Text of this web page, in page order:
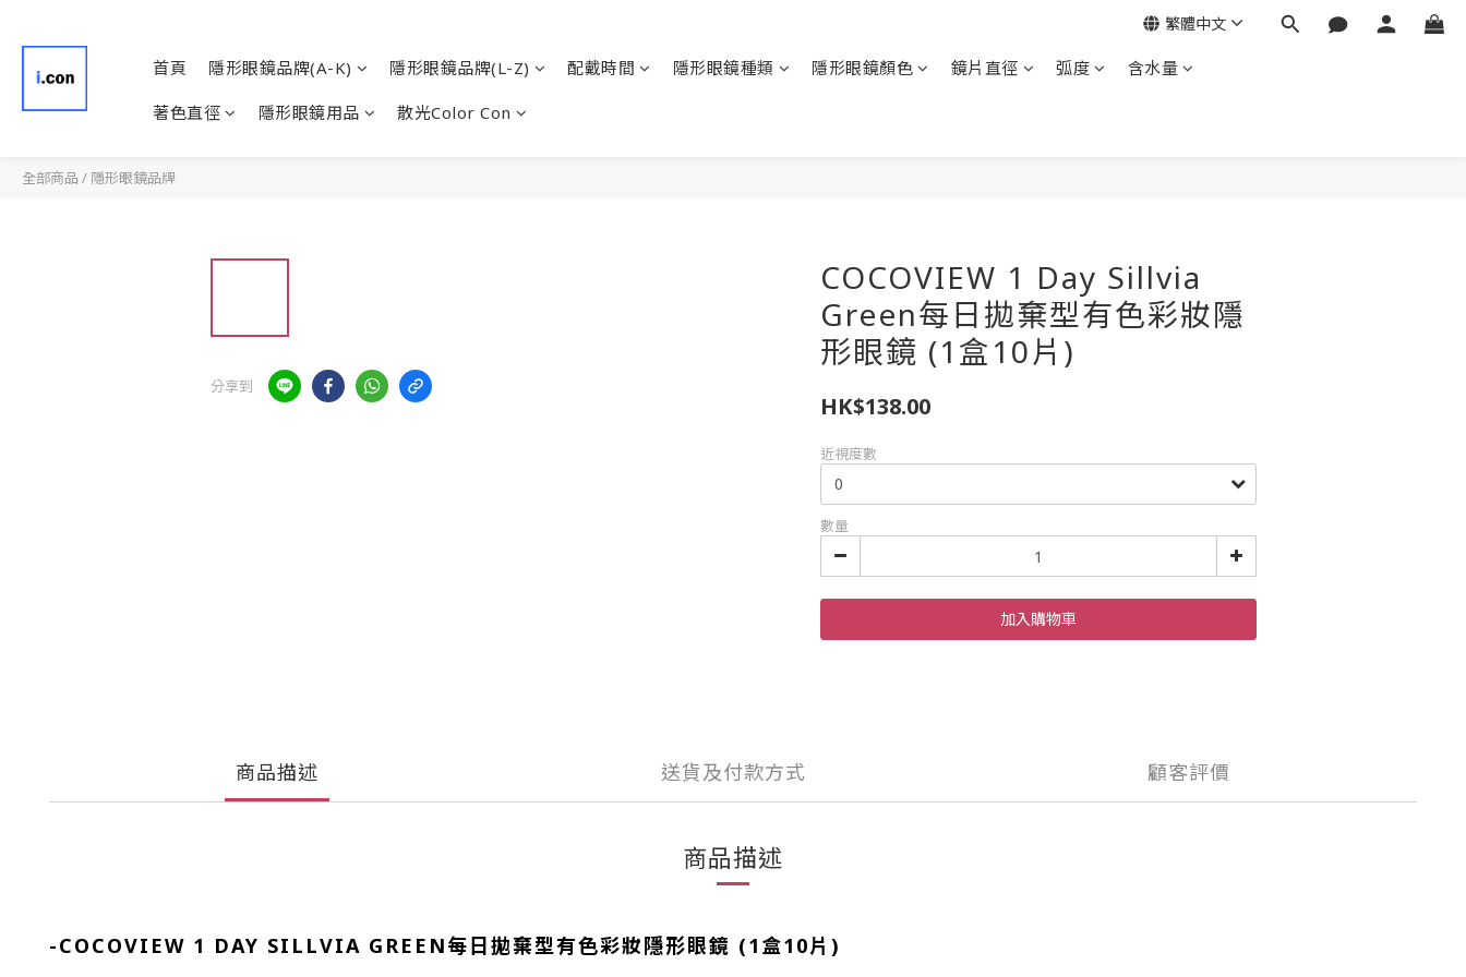
首頁 隱形眼鏡品牌(A-K) 隱形眼鏡品牌(L-Z) 配戴時間 隱形眼鏡種類 隱形眼鏡顏色 鏡片直徑 弧度 含水量
著色直徑 隱形眼鏡用品 散光Color Con
繁體中文
全部商品 / 隱形眼鏡品牌
分享到
COCOVIEW 1 Day Sillvia
Green每日拋棄型有色彩妝隱
形眼鏡 (1盒10片)
HK$138.00
近視度數
數量
加入購物車
商品描述 送貨及付款方式 顧客評價
商品描述
-COCOVIEW 1 DAY SILLVIA GREEN每日拋棄型有色彩妝隱形眼鏡 (1盒10片)